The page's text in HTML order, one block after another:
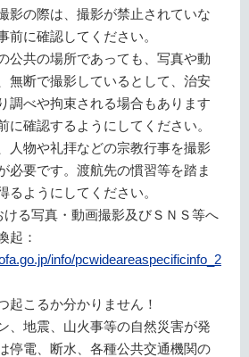
影の際は、撮影が禁止されていな
前に確認してください。
共の場所であっても、写真や動
無断で撮影しているとして、治安
調べや拘束される場合もあります
に確認するようにしてください。
物や礼拝などの宗教行事を撮影
必要です。渡航先の慣習等を踏ま
るようにしてください。
る写真・動画撮影及びＳＮＳ等へ
起：
info/pcwideareaspecificinfo_2
起こるか分かりません！
地震、山火事等の自然災害が発
停電、断水、各種公共交通機関の